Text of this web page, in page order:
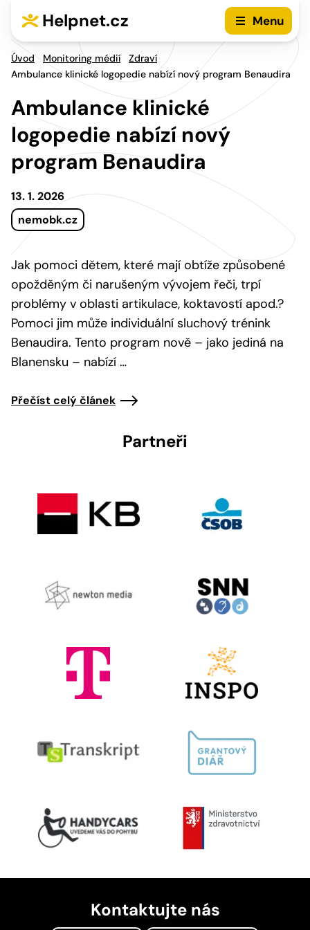
Helpnet.cz Menu
Úvod Monitoring médií
Zdraví
Ambulance klinické logopedie nabízí nový program Benaudira
Ambulance klinické
logopedie nabízí nový
program Benaudira
13. 1. 2026
nemobk.cz
Jak pomoci dětem, které mají obtíže způsobené
opožděným či narušeným vývojem řeči, trpí
problémy v oblasti artikulace, koktavostí apod.?
Pomoci jim může individuální sluchový trénink
Benaudira. Tento program nově – jako jediná na
Blanensku – nabízí …
Přečíst celý článek
Partneři
Kontaktujte nás